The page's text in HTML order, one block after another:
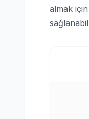
almak